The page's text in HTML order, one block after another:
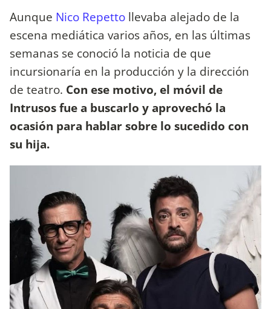
Aunque Nico Repetto llevaba alejado de la
escena mediática varios años, en las últimas
semanas se conoció la noticia de que
incursionaría en la producción y la dirección
de teatro. Con ese motivo, el móvil de
Intrusos fue a buscarlo y aprovechó la
ocasión para hablar sobre lo sucedido con
su hija.